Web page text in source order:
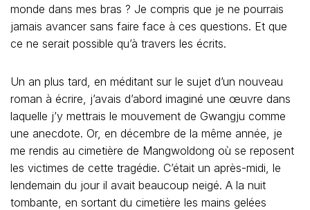
monde dans mes bras ? Je compris que je ne pourrais
jamais avancer sans faire face à ces questions. Et que
ce ne serait possible qu’à travers les écrits.
Un an plus tard, en méditant sur le sujet d’un nouveau
roman à écrire, j’avais d’abord imaginé une œuvre dans
laquelle j’y mettrais le mouvement de Gwangju comme
une anecdote. Or, en décembre de la même année, je
me rendis au cimetière de Mangwoldong où se reposent
les victimes de cette tragédie. C’était un après-midi, le
lendemain du jour il avait beaucoup neigé. A la nuit
tombante, en sortant du cimetière les mains gelées